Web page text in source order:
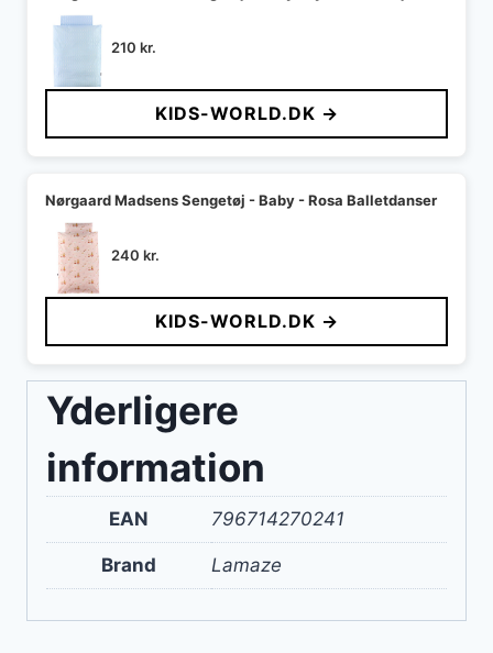
210 kr.
KIDS-WORLD.DK →
Nørgaard Madsens Sengetøj - Baby - Rosa Balletdanser
240 kr.
KIDS-WORLD.DK →
Yderligere
information
EAN 796714270241
Brand Lamaze